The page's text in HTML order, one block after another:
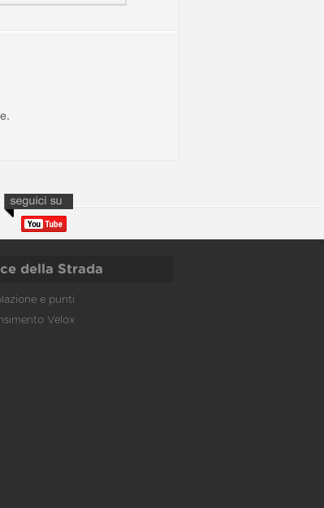
della Strada
e punti
Velox